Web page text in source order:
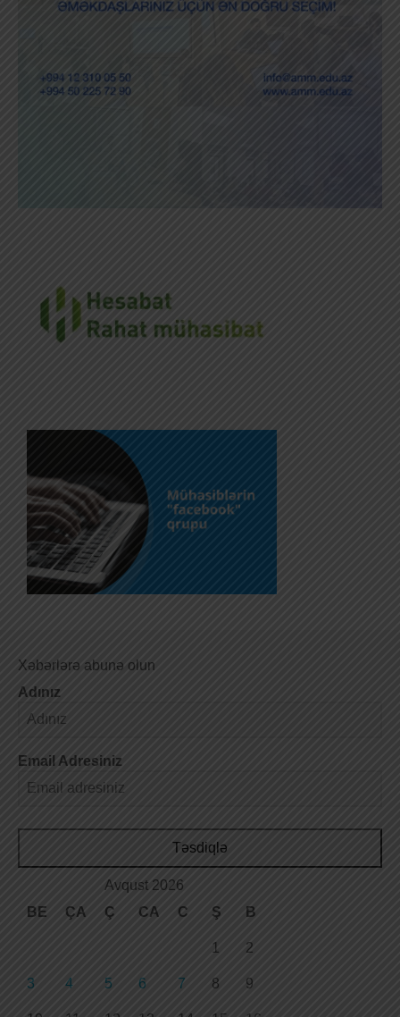
Xəbərlərə abunə olun
Adınız
Email Adresiniz
Təsdiqlə
Avqust 2026
BE
ÇA Ç CA C Ş B
1 2
3 4 5 6 7 8 9